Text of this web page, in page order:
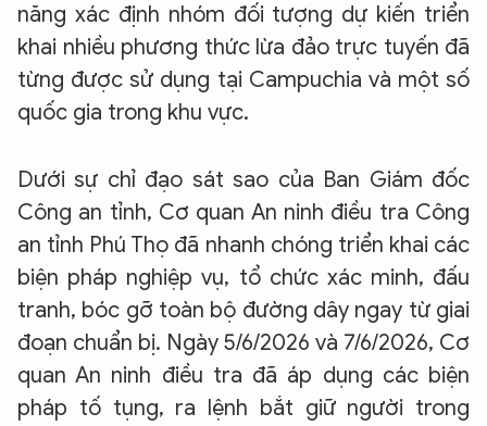
năng xác định nhóm đối tượng dự kiến triển
khai nhiều phương thức lừa đảo trực tuyến đã
từng được sử dụng tại Campuchia và một số
quốc gia trong khu vực.
Dưới sự chỉ đạo sát sao của Ban Giám đốc
Công an tỉnh, Cơ quan An ninh điều tra Công
an tỉnh Phú Thọ đã nhanh chóng triển khai các
biện pháp nghiệp vụ, tổ chức xác minh, đấu
tranh, bóc gỡ toàn bộ đường dây ngay từ giai
đoạn chuẩn bị. Ngày 5/6/2026 và 7/6/2026, Cơ
quan An ninh điều tra đã áp dụng các biện
pháp tố tụng, ra lệnh bắt giữ người trong